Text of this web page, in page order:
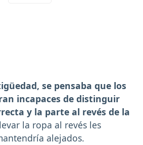
se pensaba que los
incapaces de distinguir
y la parte al revés de la
la ropa al revés les
alejados.